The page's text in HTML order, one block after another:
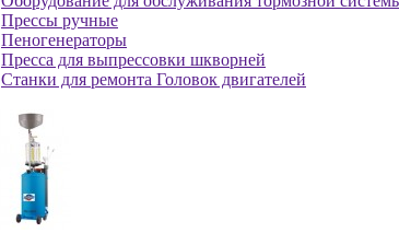
Пpeccы pучныe
Пеногенераторы
Пресса для выпрессовки шкворней
Станки для ремонта Головок двигателей